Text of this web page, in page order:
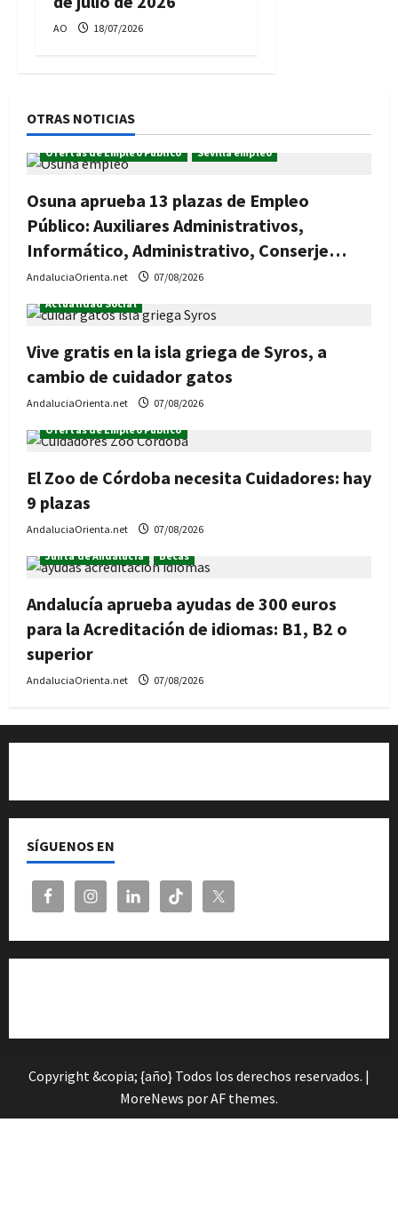
AO 18/07/2026
OTRAS NOTICIAS
Ofertas de Empleo Público Sevilla empleo
Osuna aprueba 13 plazas de Empleo
Público: Auxiliares Administrativos,
Informático, Administrativo, Conserje…
AndaluciaOrienta.net
07/08/2026
Actualidad Social
Vive gratis en la isla griega de Syros, a
cambio de cuidador gatos
AndaluciaOrienta.net
07/08/2026
Ofertas de Empleo Público
El Zoo de Córdoba necesita Cuidadores: hay
9 plazas
AndaluciaOrienta.net
07/08/2026
Junta de Andalucía
Becas
Andalucía aprueba ayudas de 300 euros
para la Acreditación de idiomas: B1, B2 o
superior
AndaluciaOrienta.net 07/08/2026
SÍGUENOS EN
Copyright &copia; {año} Todos los derechos reservados. |
MoreNews por AF themes.